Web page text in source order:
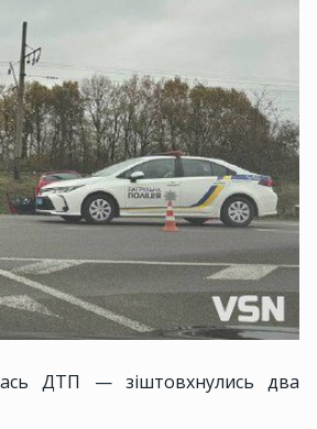
ДТП — зіштовхнулись два